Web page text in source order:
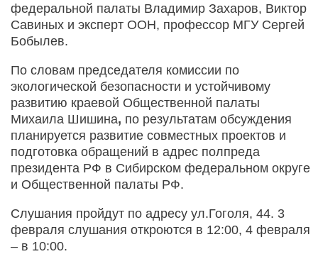
федеральной палаты Владимир Захаров, Виктор
Савиных и эксперт ООН, профессор МГУ Сергей
Бобылев.
По словам председателя комиссии по
экологической безопасности и устойчивому
развитию краевой Общественной палаты
Михаила Шишина, по результатам обсуждения
планируется развитие совместных проектов и
подготовка обращений в адрес полпреда
президента РФ в Сибирском федеральном округе
и Общественной палаты РФ.
Слушания пройдут по адресу ул.Гоголя, 44. 3
февраля слушания откроются в 12:00, 4 февраля
– в 10:00.